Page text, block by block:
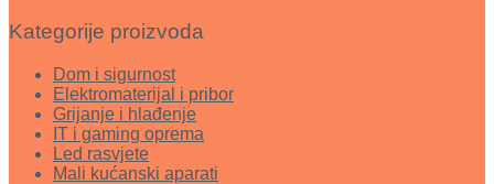
Kategorije proizvoda
Dom i sigurnost
Elektromaterijal i pribor
Grijanje i hlađenje
IT i gaming oprema
Led rasvjete
Mali kućanski aparati